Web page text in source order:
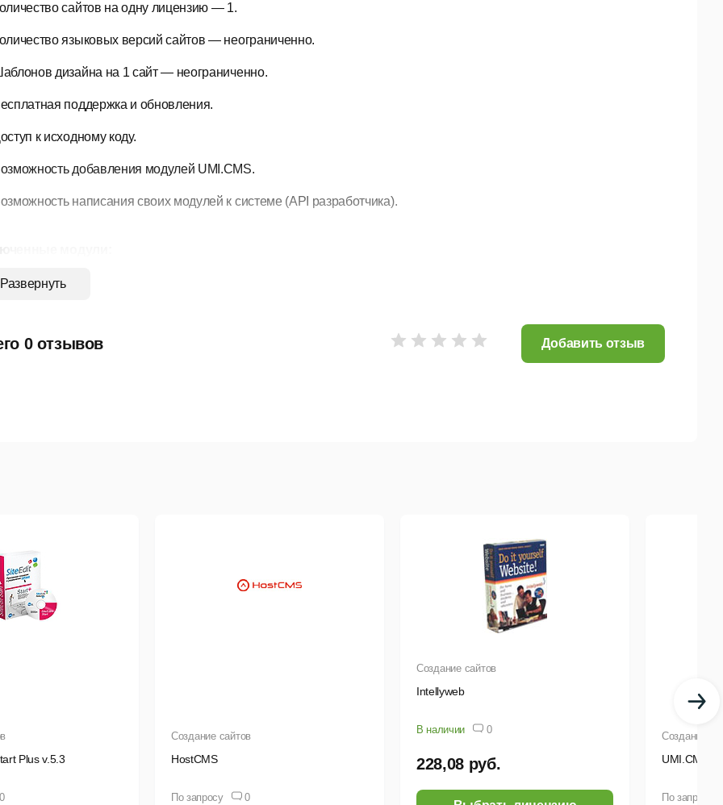
сайтов на одну лицензию — 1.
языковых версий сайтов — неограниченно.
дизайна на 1 сайт — неограниченно.
поддержка и обновления.
к исходному коду.
добавления модулей UMI.CMS.
написания своих модулей к системе (API разработчика).
модули:
Развернуть
0 отзывов Добавить отзыв
Plus v.5.3
Создание сайтов
HostCMS
По запросу 0
Создание сайтов
Intellyweb
В наличии 0
228,08 руб.
Создание
UMI.CMS
По запросу